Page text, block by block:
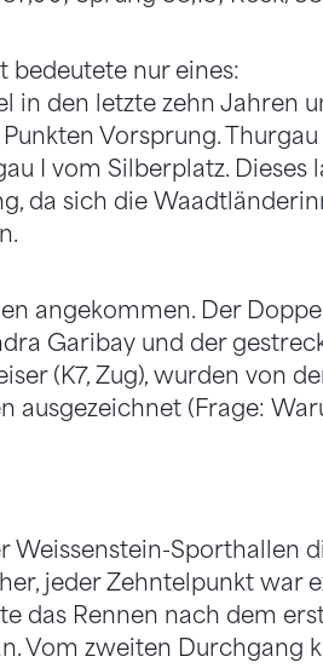
bedeutete nur eines:
in den letzte zehn Jahren
Vorsprung. Thurgau I
I vom Silberplatz. Dieses
da sich die
angekommen. Der
Garibay und der
(K7, Zug), wurden von
ausgezeichnet (Frage:
Weissenstein-Sporthallen
jeder Zehntelpunkt war
das Rennen nach dem
Vom zweiten Durchgang